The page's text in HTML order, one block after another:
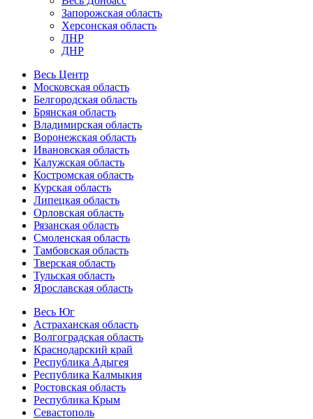
Запорожская область
Херсонская область
ЛНР
ДНР
Весь Центр
Московская область
Белгородская область
Брянская область
Владимирская область
Воронежская область
Ивановская область
Калужская область
Костромская область
Курская область
Липецкая область
Орловская область
Рязанская область
Смоленская область
Тамбовская область
Тверская область
Тульская область
Ярославская область
Весь Юг
Астраханская область
Волгоградская область
Краснодарский край
Республика Адыгея
Республика Калмыкия
Ростовская область
Республика Крым
Севастополь